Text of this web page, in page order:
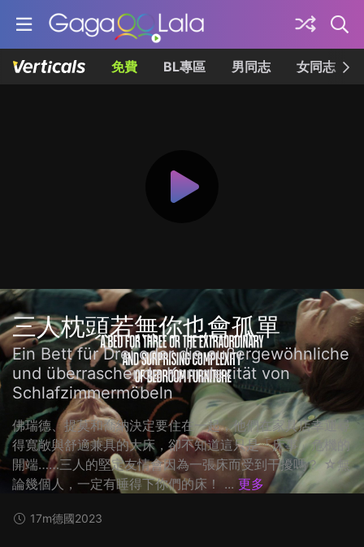
免費 BL專區 男同志 女同志
三人枕頭若無你也會孤單
Ein Bett für Drei oder die außergewöhnliche
und überraschende Komplexität von
Schlafzimmermöbeln
佛瑞德、提莫和喬納決定要住在一起，他們在家具店幸運尋
得寬敞與舒適兼具的大床，卻不知道這只是「床事」危機的
開端……三人的堅定友情會因為一張床而受到干擾嗎？ ☆無
論幾個人，一定有睡得下你們的床！ ... 更多
17m德國2023